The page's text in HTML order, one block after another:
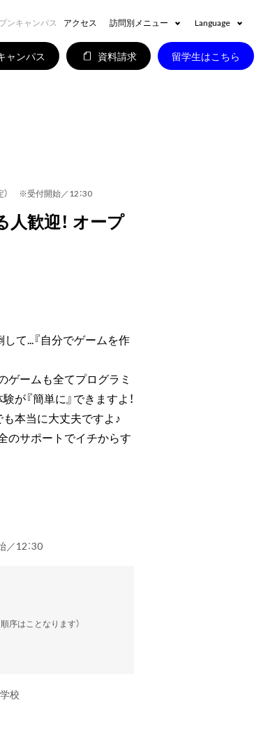
アクセス 訪問別メニュー Language
ャンパス 資料請求 留学生はこちら
ンキャンパス
） ※受付開始／12：30
歓迎！ オープ
して...『自分でゲームを作
ゲームも全てプログラミ
が『簡単に』できますよ！
本当に大丈夫ですよ♪
のサポートでイチからす
12：30
序はことなります）
校